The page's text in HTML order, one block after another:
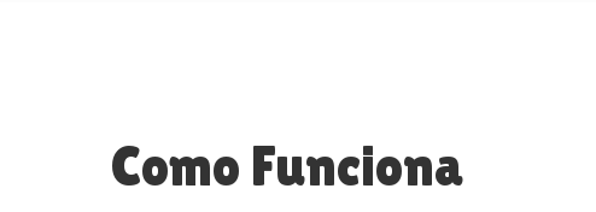
Como Funciona